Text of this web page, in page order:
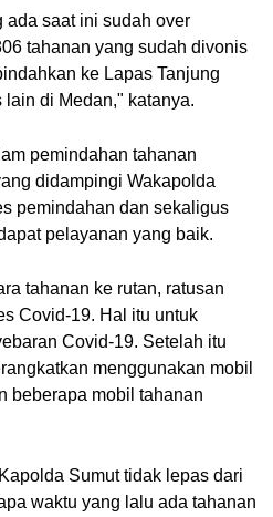
saat ini sudah over
tahanan yang sudah divonis
ke Lapas Tanjung
di Medan," katanya.
pemindahan tahanan
didampingi Wakapolda
pemindahan dan sekaligus
pelayanan yang baik.
tahanan ke rutan, ratusan
Covid-19. Hal itu untuk
Covid-19. Setelah itu
menggunakan mobil
beberapa mobil tahanan
Sumut tidak lepas dari
waktu yang lalu ada tahanan